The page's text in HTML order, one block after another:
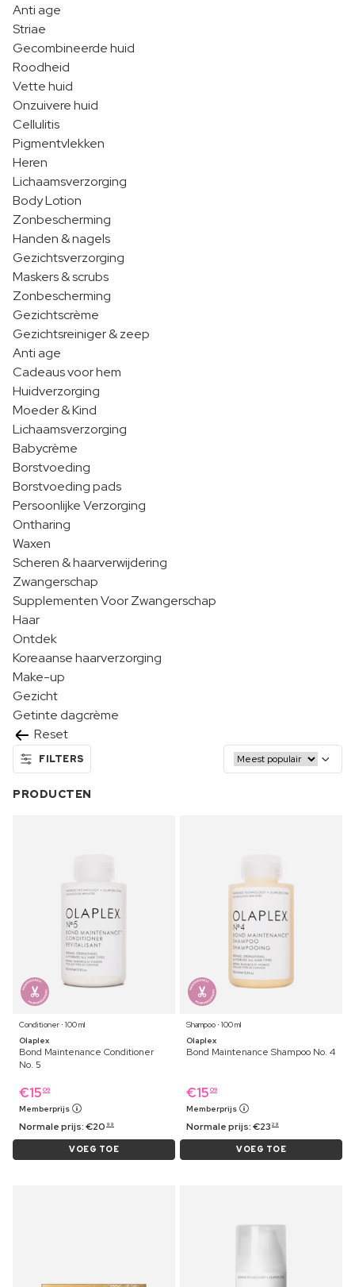
Anti age
Striae
Gecombineerde huid
Roodheid
Vette huid
Onzuivere huid
Cellulitis
Pigmentvlekken
Heren
Lichaamsverzorging
Body Lotion
Zonbescherming
Handen & nagels
Gezichtsverzorging
Maskers & scrubs
Zonbescherming
Gezichtscrème
Gezichtsreiniger & zeep
Anti age
Cadeaus voor hem
Huidverzorging
Moeder & Kind
Lichaamsverzorging
Babycrème
Borstvoeding
Borstvoeding pads
Persoonlijke Verzorging
Ontharing
Waxen
Scheren & haarverwijdering
Zwangerschap
Supplementen Voor Zwangerschap
Haar
Ontdek
Koreaanse haarverzorging
Make-up
Gezicht
Getinte dagcrème
Reset
FILTERS
PRODUCTEN
Conditioner ⋅ 100 ml
Olaplex
Bond Maintenance Conditioner
No. 5
€15 09
Memberprijs
Normale prijs:€20 99
VOEG TOE
Shampoo ⋅ 100 ml
Olaplex
Bond Maintenance Shampoo No. 4
€15 09
Memberprijs
Normale prijs:€23 29
VOEG TOE